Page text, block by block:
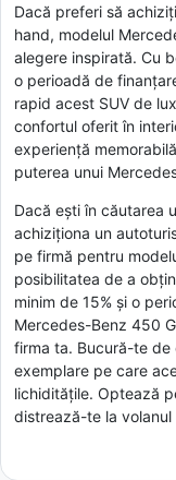
Dacă preferi să
hand, modelul
alegere inspirată. Cu
o perioadă de
rapid acest SUV de
confortul oferit în
experiență
puterea unui
Dacă ești în căutarea
achiziționa un
pe firmă pentru
posibilitatea de a
minim de 15% și o
Mercedes-Benz 450
firma ta. Bucură-te
exemplare pe care
lichiditățile. Optează
distrează-te la volanul